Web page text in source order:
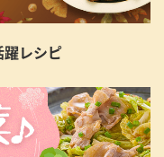
レシピ